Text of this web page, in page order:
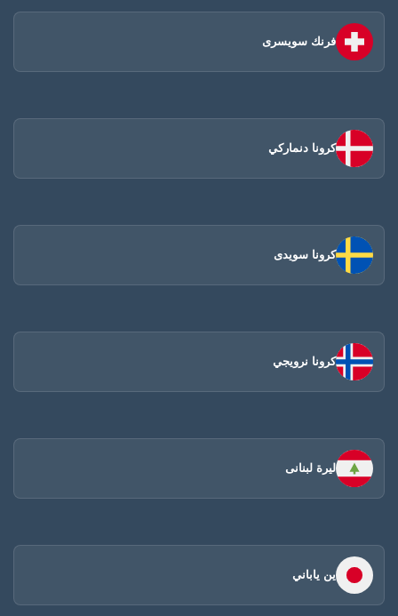
فرنك سويسرى
كرونا دنماركي
كرونا سويدى
كرونا نرويجي
ليرة لبنانى
ين ياباني